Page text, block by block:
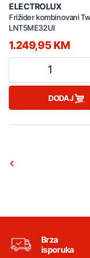
ELECTROLUX
Frižider kombinovani
LNT5ME32UI
1.249,95 KM
1
DODAJ
Brza
isporuka